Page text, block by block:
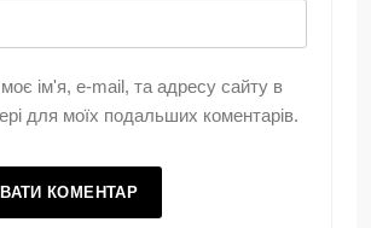
ім'я, e-mail, та адресу сайту в
для моїх подальших коментарів.